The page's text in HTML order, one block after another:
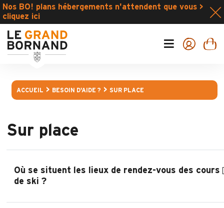
Nos BO! plans hébergements n'attendent que vous >
cliquez ici
ACCUEIL BESOIN D'AIDE ? SUR PLACE
Sur place
Où se situent les lieux de rendez-vous des cours
de ski ?